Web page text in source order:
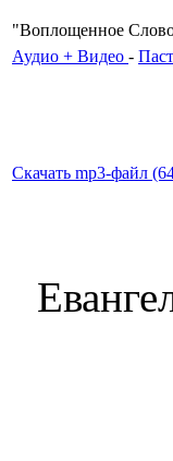
"Воплощенное
Аудио + Видео -
Скачать mp3-файл